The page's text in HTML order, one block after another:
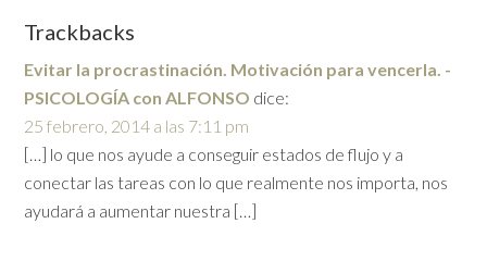
Trackbacks
Evitar la procrastinación. Motivación para vencerla. -
PSICOLOGÍA con ALFONSO dice:
25 febrero, 2014 a las 7:11 pm
[…] lo que nos ayude a conseguir estados de flujo y a
conectar las tareas con lo que realmente nos importa, nos
ayudará a aumentar nuestra […]